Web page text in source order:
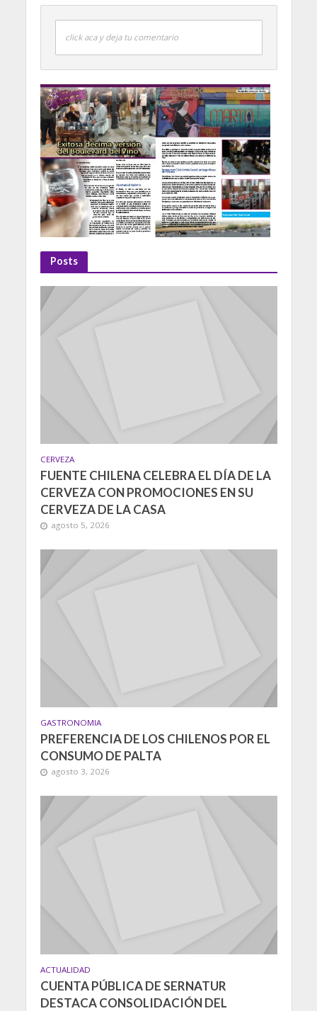
click aca y deja tu comentario
Posts
CERVEZA
FUENTE CHILENA CELEBRA EL DÍA DE LA
CERVEZA CON PROMOCIONES EN SU
CERVEZA DE LA CASA
agosto 5, 2026
GASTRONOMIA
PREFERENCIA DE LOS CHILENOS POR EL
CONSUMO DE PALTA
agosto 3, 2026
ACTUALIDAD
CUENTA PÚBLICA DE SERNATUR
DESTACA CONSOLIDACIÓN DEL